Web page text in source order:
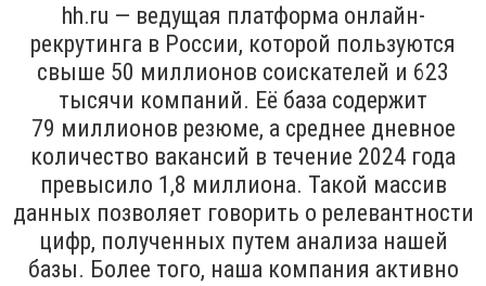
hh.ru — ведущая платформа онлайн-
рекрутинга в России, которой пользуются
свыше 50 миллионов соискателей и 623
тысячи компаний. Её база содержит
79 миллионов резюме, а среднее дневное
количество вакансий в течение 2024 года
превысило 1,8 миллиона. Такой массив
данных позволяет говорить о релевантности
цифр, полученных путем анализа нашей
базы. Более того, наша компания активно